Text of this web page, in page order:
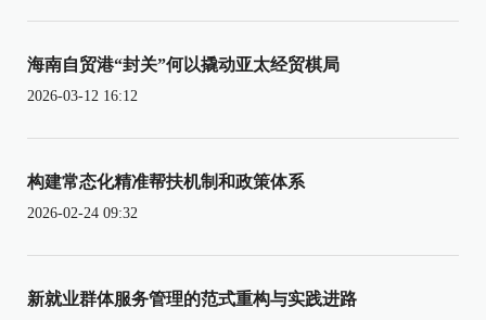
海南自贸港“封关”何以撬动亚太经贸棋局
2026-03-12 16:12
构建常态化精准帮扶机制和政策体系
2026-02-24 09:32
新就业群体服务管理的范式重构与实践进路